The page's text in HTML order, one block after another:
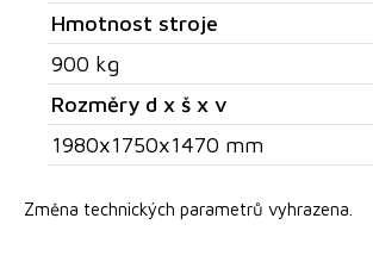
Hmotnost stroje
900 kg
Rozměry d x š x v
1980x1750x1470 mm
Změna technických parametrů vyhrazena.